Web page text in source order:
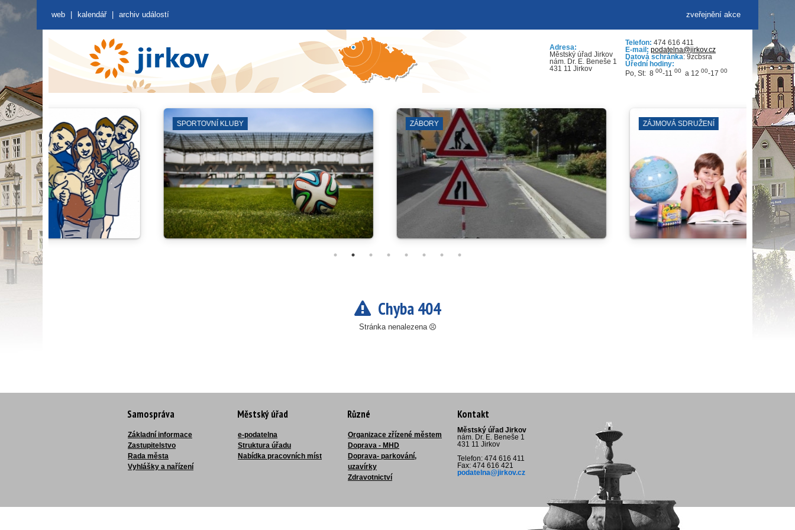
zveřejnění akce
web kalendář archiv událostí
Adresa:
Městský úřad Jirkov
nám. Dr. E. Beneše 1
431 11 Jirkov
Telefon: 474 616 411
E-mail: podatelna@jirkov.cz
Datová schránka: 9zcbsra
Úřední hodiny:
Po, St: 8 00-11 00 a 12 00-17 00
ZÁJMOVÁ SDRUŽENÍ SYNAGOGA KNIHOVNA
Chyba 404
Stránka nenalezena
Samospráva
Základní informace
Zastupitelstvo
Rada města
Vyhlášky a nařízení
Městský úřad
e-podatelna
Struktura úřadu
Nabídka pracovních míst
Různé
Organizace zřízené městem
Doprava - MHD
Doprava- parkování,
uzavírky
Zdravotnictví
Kontakt
Městský úřad Jirkov
nám. Dr. E. Beneše 1
431 11 Jirkov
Telefon: 474 616 411
Fax: 474 616 421
podatelna@jirkov.cz